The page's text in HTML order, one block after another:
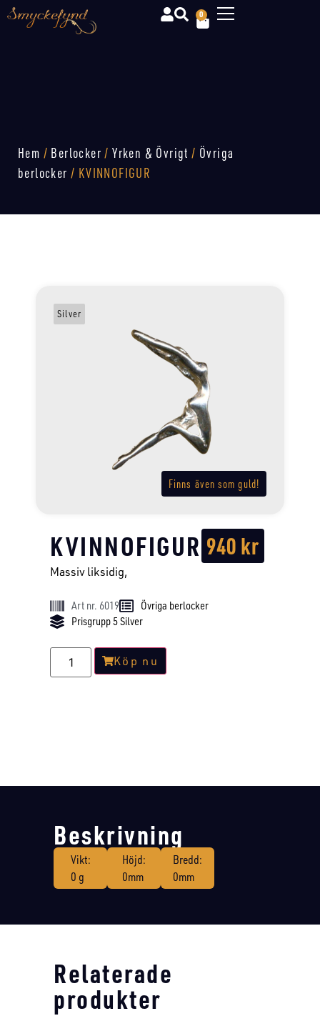
0
Hem / Berlocker /Yrken & Övrigt / Övriga
berlocker / KVINNOFIGUR
Finns även som guld!
Silver
KVINNOFIGUR 940kr
Massiv liksidig,
Art nr. 6019
Övriga berlocker
Prisgrupp 5 Silver
Köp nu
Beskrivning
Vikt:
0 g
Höjd:
0mm
Bredd:
0mm
Relaterade
produkter